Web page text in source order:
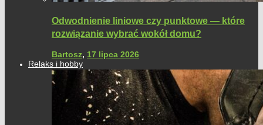
Odwodnienie liniowe czy punktowe — które
rozwiązanie wybrać wokół domu?
Bartosz, 17 lipca 2026
Relaks i hobby